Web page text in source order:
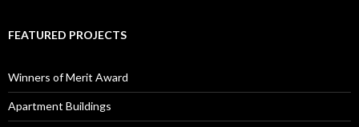
FEATURED PROJECTS
Winners of Merit Award
Apartment Buildings